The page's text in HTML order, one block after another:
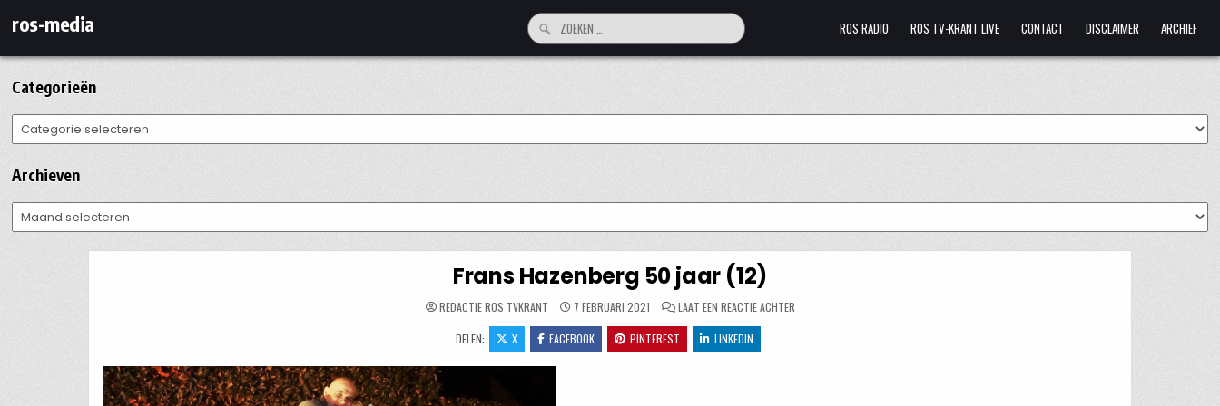
naar
inhoud
ros-media
Zoeken
naar:
ROS RADIO ROS TV-KRANT LIVE CONTACT DISCLAIMER ARCHIEF
Categorieën
Categorieën
Archieven
Archieven
Frans Hazenberg 50 jaar (12)
REDACTIE ROS TVKRANT 7 FEBRUARI 2021 LAAT EEN REACTIE ACHTEROP
FRANS
DELEN: X FACEBOOK PINTEREST LINKEDIN